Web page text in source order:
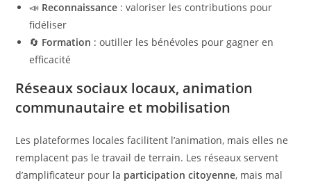
📣 Reconnaissance : valoriser les contributions pour
fidéliser
🔄 Formation : outiller les bénévoles pour gagner en
efficacité
Réseaux sociaux locaux, animation
communautaire et mobilisation
Les plateformes locales facilitent l’animation, mais elles ne
remplacent pas le travail de terrain. Les réseaux servent
d’amplificateur pour la participation citoyenne, mais mal